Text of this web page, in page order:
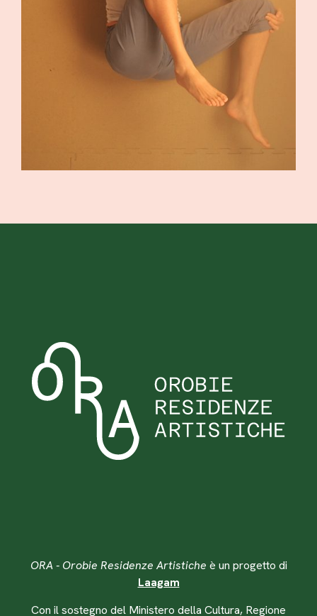
ORA - Orobie Residenze Artistiche è un progetto di
Laagam
Con il sostegno del Ministero della Cultura, Regione